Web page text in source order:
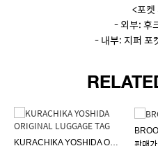
<포켓
- 외부: 후
- 내부: 지퍼 포